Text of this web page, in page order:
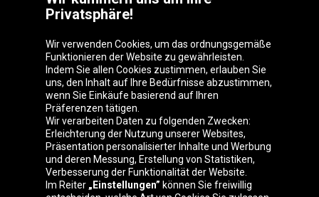
Oponeo-Gruppe
Belgique
Česká
republika
Deutschland Éire
Privatsphäre!
Wir verwenden Cookies, um das ordnungsgemäße
Funktionieren der Website zu gewährleisten.
Indem Sie allen Cookies zustimmen, erlauben Sie
uns, den Inhalt auf Ihre Bedürfnisse abzustimmen,
wenn Sie Einkäufe basierend auf Ihren
Präferenzen tätigen.
Wir verarbeiten Daten zu folgenden Zwecken:
Erleichterung der Nutzung unserer Websites,
Präsentation personalisierter Inhalte und Werbung
und deren Messung, Erstellung von Statistiken,
Verbesserung der Funktionalität der Website.
Im Reiter „Einstellungen” können Sie freiwillig